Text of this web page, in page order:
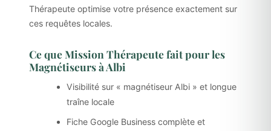
Thérapeute optimise votre présence exactement sur
ces requêtes locales.
Ce que Mission Thérapeute fait pour les
Magnétiseurs à Albi
Visibilité sur « magnétiseur Albi » et longue
traîne locale
Fiche Google Business complète et